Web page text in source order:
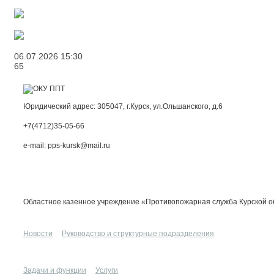
06.07.2026 15:30
65
Юридический адрес: 305047, г.Курск, ул.Ольшанского, д.6
+7(4712)35-05-66
e-mail: pps-kursk@mail.ru
Областное казенное учреждение «Противопожарная служба Курской
Новости Руководство и структурные подразделения
Задачи и функции Услуги